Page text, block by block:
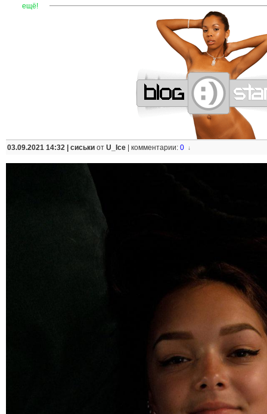
ещё! ——————————————————————
03.09.2021 14:32 | сиськи от U_Ice комментарии: 0 ↓